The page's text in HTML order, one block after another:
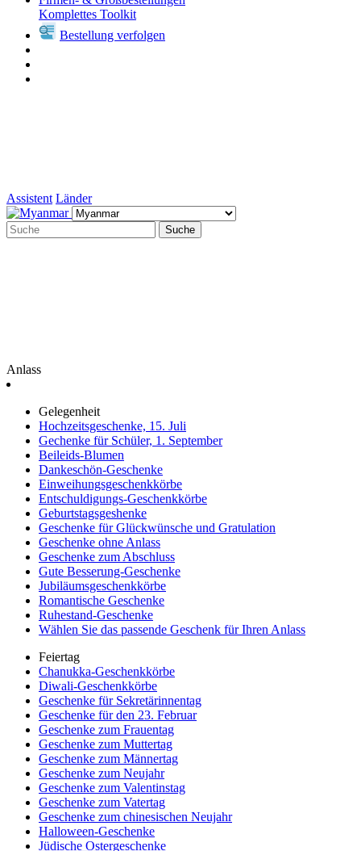
Komplettes Toolkit
Bestellung verfolgen
Assistent Länder
Suche
Anlass
Gelegenheit
Hochzeitsgeschenke, 15. Juli
Gechenke für Schüler, 1. September
Beileids-Blumen
Dankeschön-Geschenke
Einweihungsgeschenkkörbe
Entschuldigungs-Geschenkkörbe
Geburtstagsgeshenke
Geschenke für Glückwünsche und Gratulation
Geschenke ohne Anlass
Geschenke zum Abschluss
Gute Besserung-Geschenke
Jubiläumsgeschenkkörbe
Romantische Geschenke
Ruhestand-Geschenke
Wählen Sie das passende Geschenk für Ihren Anlass
Feiertag
Chanukka-Geschenkkörbe
Diwali-Geschenkkörbe
Geschenke für Sekretärinnentag
Geschenke für den 23. Februar
Geschenke zum Frauentag
Geschenke zum Muttertag
Geschenke zum Männertag
Geschenke zum Neujahr
Geschenke zum Valentinstag
Geschenke zum Vatertag
Geschenke zum chinesischen Neujahr
Halloween-Geschenke
Jüdische Ostergeschenke